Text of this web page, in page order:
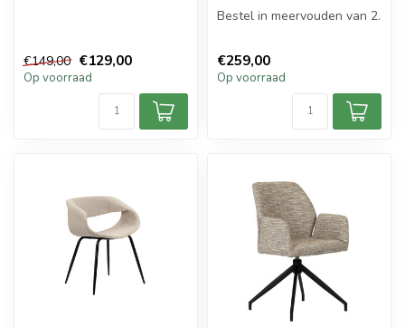
€149,00 €129,00
Op voorraad
Bestel in meervouden van 2.
€259,00
Op voorraad